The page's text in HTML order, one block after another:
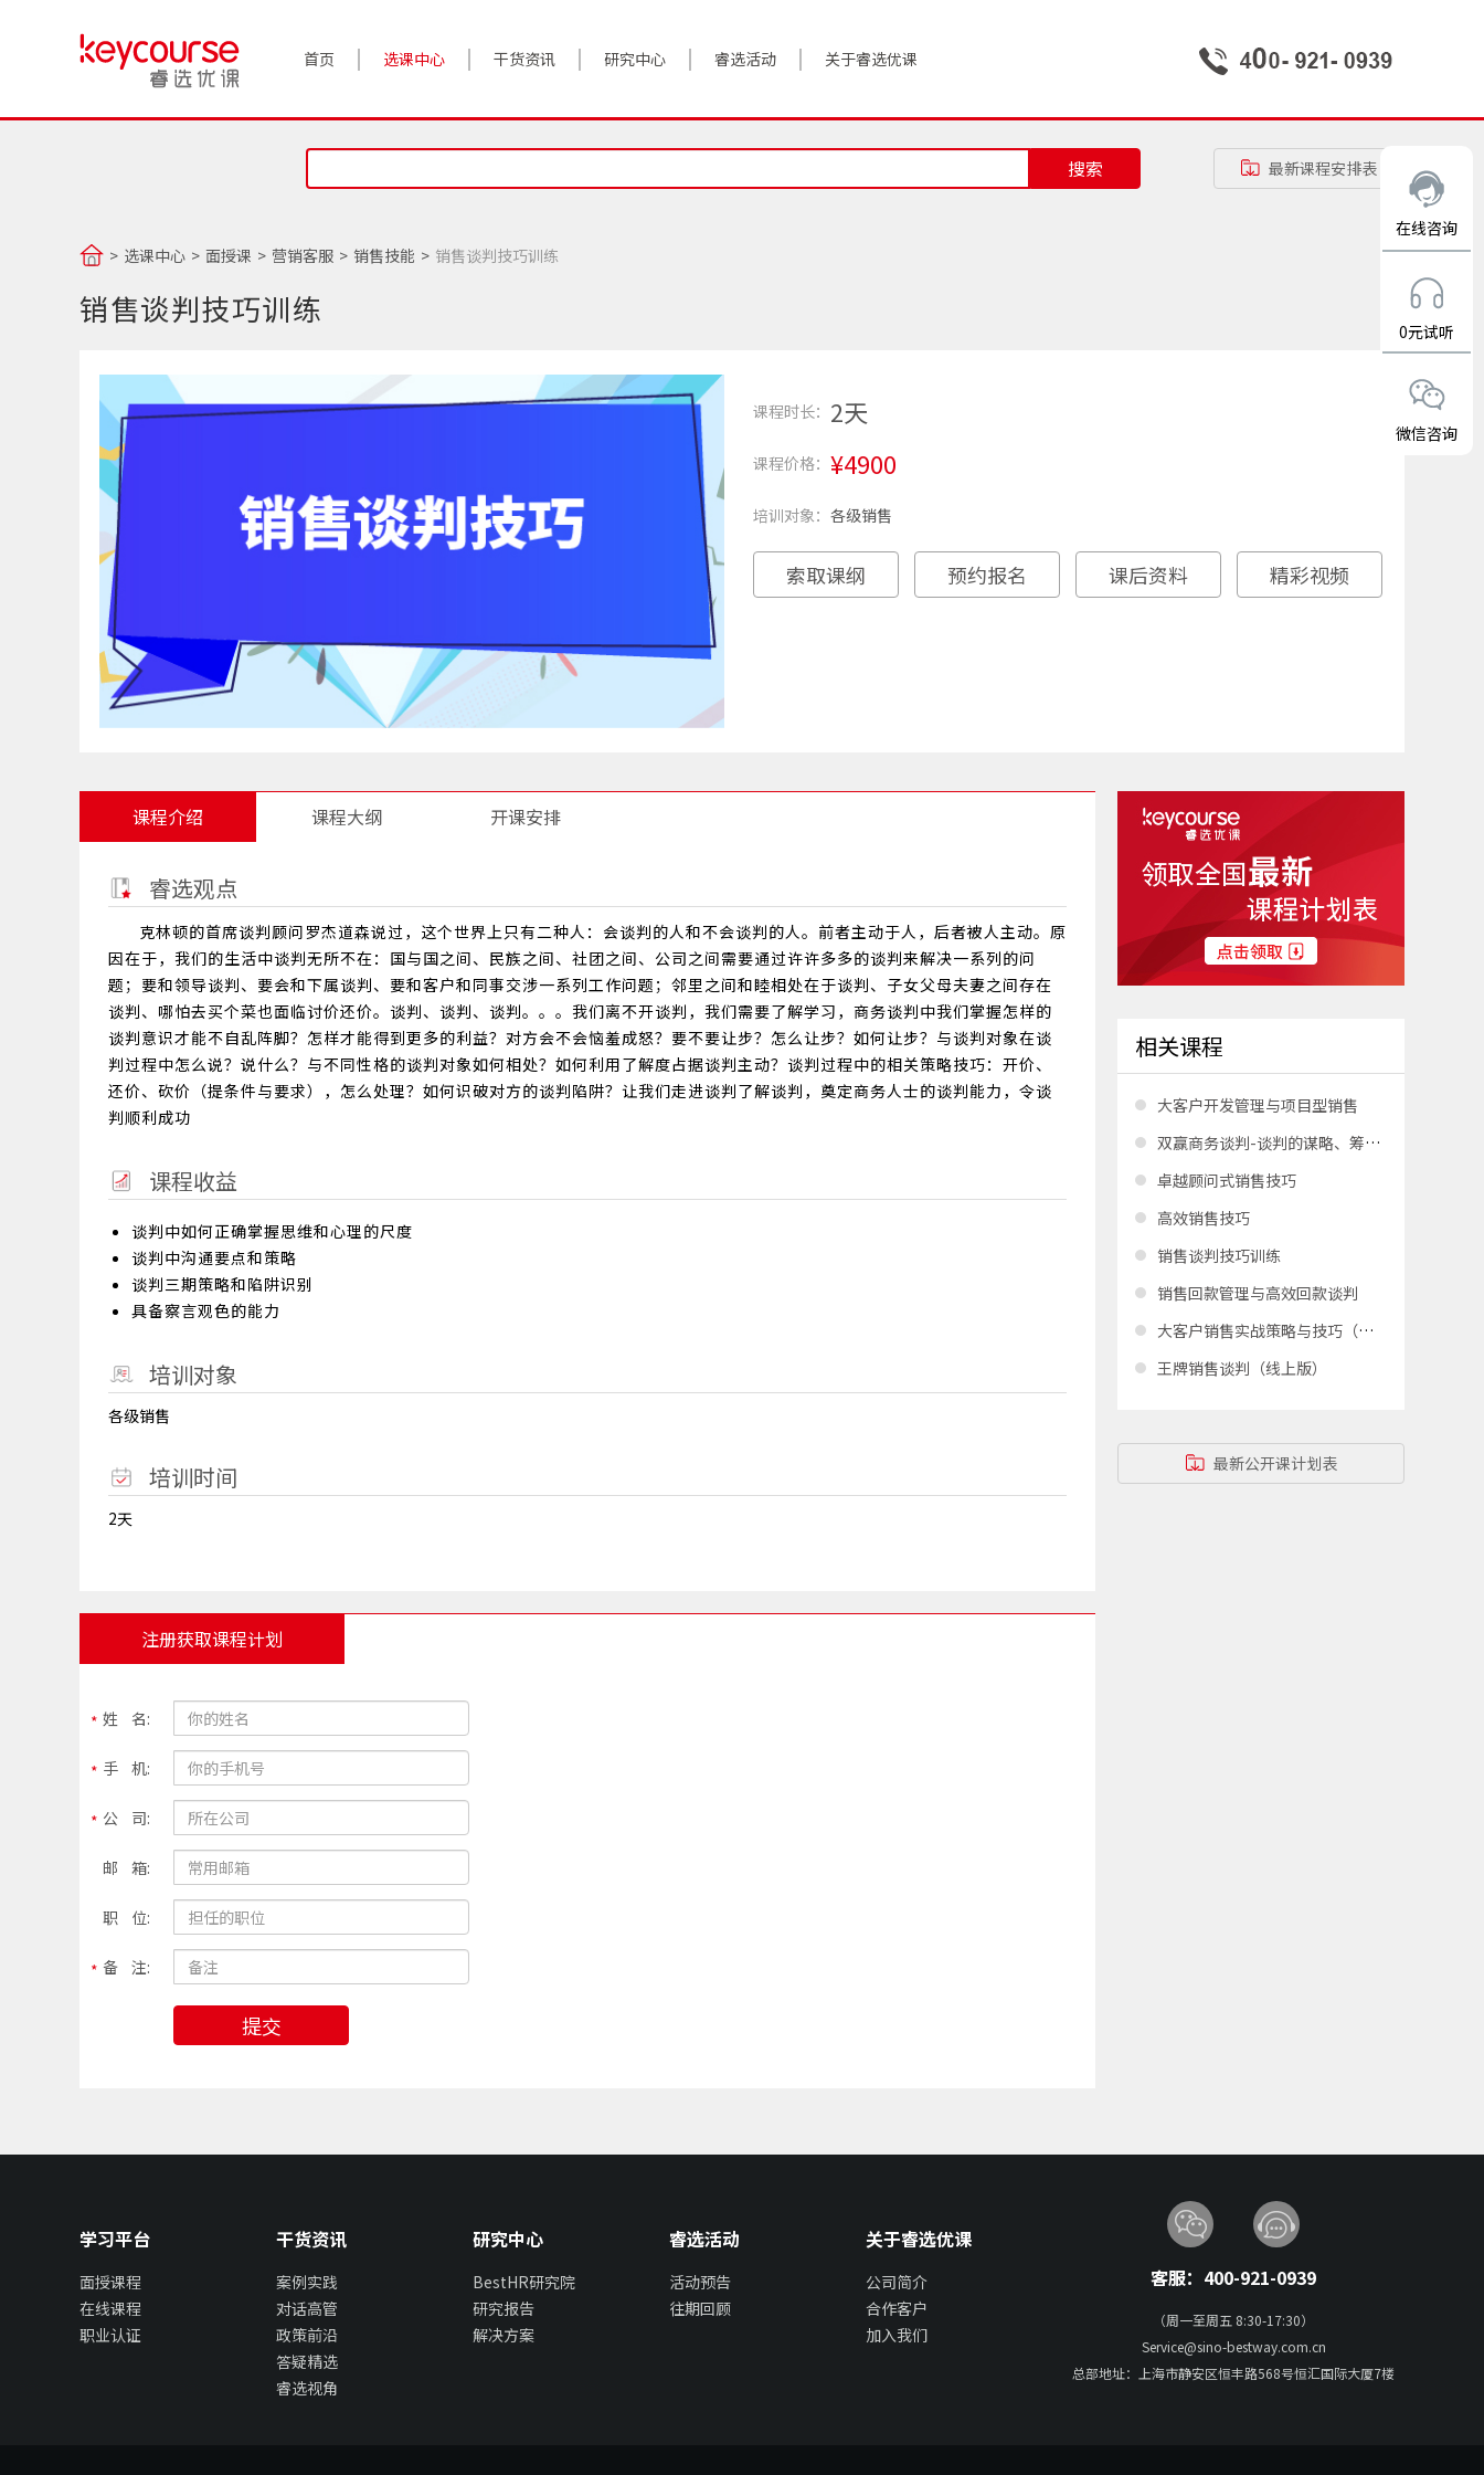
首页 选课中心 干货资讯
案例实践
对话高管
研究中心
BestHR研究院
研究报告
睿选活动
活动预告
往期回顾
关于睿选优课
关于我们
加入我们
在线咨询
0元试听
微信咨询
搜索 最新课程安排表
选课中心 面授课 营销客服 销售技能 销售谈判技巧训练
销售谈判技巧训练
课程时长： 2天
课程价格： ¥4900
培训对象： 各级销售
索取课纲 预约报名 课后资料 精彩视频
课程介绍 课程大纲 开课安排
睿选观点
克林顿的首席谈判顾问罗杰道森说过，这个世界上只有二种人：会谈判的人和不会谈判的人。前者主动于人，后者被人主动。原
因在于，我们的生活中谈判无所不在：国与国之间、民族之间、社团之间、公司之间需要通过许许多多的谈判来解决一系列的问
题；要和领导谈判、要会和下属谈判、要和客户和同事交涉一系列工作问题；邻里之间和睦相处在于谈判、子女父母夫妻之间存在
谈判、哪怕去买个菜也面临讨价还价。谈判、谈判、谈判。。。我们离不开谈判，我们需要了解学习，商务谈判中我们掌握怎样的
谈判意识才能不自乱阵脚？怎样才能得到更多的利益？对方会不会恼羞成怒？要不要让步？怎么让步？如何让步？与谈判对象在谈
判过程中怎么说？说什么？与不同性格的谈判对象如何相处？如何利用了解度占据谈判主动？谈判过程中的相关策略技巧：开价、
还价、砍价（提条件与要求），怎么处理？如何识破对方的谈判陷阱？让我们走进谈判了解谈判，奠定商务人士的谈判能力，令谈
判顺利成功
课程收益
谈判中如何正确掌握思维和心理的尺度
谈判中沟通要点和策略
谈判三期策略和陷阱识别
具备察言观色的能力
培训对象
各级销售
培训时间
2天
注册获取课程计划
姓 名:
手 机:
公 司:
邮 箱:
职 位:
备 注:
提交
相关课程
大客户开发管理与项目型销售
双赢商务谈判-谈判的谋略、筹码、四步法
卓越顾问式销售技巧
高效销售技巧
销售谈判技巧训练
销售回款管理与高效回款谈判
大客户销售实战策略与技巧（线上版）
王牌销售谈判（线上版）
最新公开课计划表
学习平台
面授课程
在线课程
职业认证
干货资讯
案例实践
对话高管
政策前沿
答疑精选
睿选视角
研究中心
BestHR研究院
研究报告
解决方案
睿选活动
活动预告
往期回顾
关于睿选优课
公司简介
合作客户
加入我们
客服：400-921-0939
（周一至周五 8:30-17:30）
Service@sino-bestway.com.cn
总部地址：上海市静安区恒丰路568号恒汇国际大厦7楼